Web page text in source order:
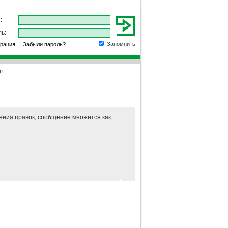
Запомнить
Забыли пароль?
правок, сообщение множится как